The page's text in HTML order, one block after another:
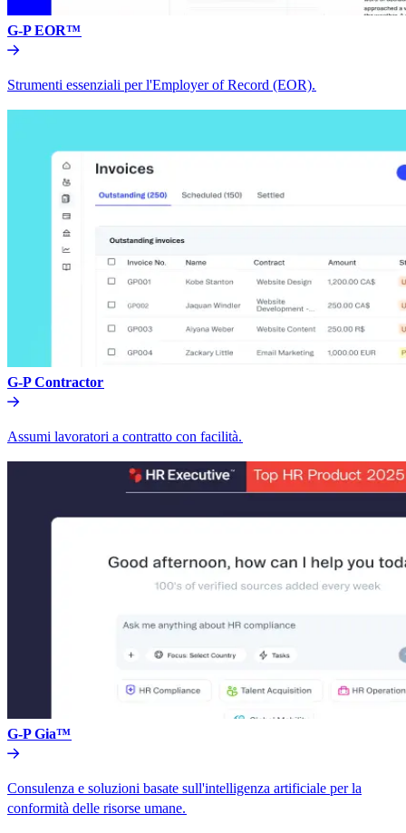
G-P EOR™​​
Strumenti essenziali per l'Employer of Record (EOR).​​
G-P Contractor​​
Assumi lavoratori a contratto con facilità.​​
G-P Gia™​​
Consulenza e soluzioni basate sull'intelligenza artificiale per la
conformità delle risorse umane.​​